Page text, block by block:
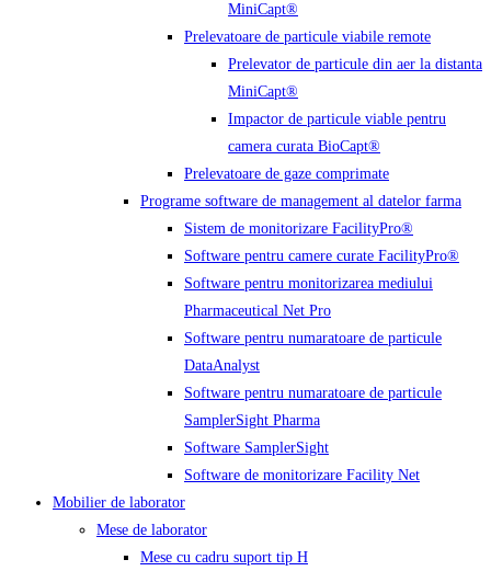
MiniCapt®
Prelevatoare de particule viabile remote
Prelevator de particule din aer la distanta
MiniCapt®
Impactor de particule viable pentru
camera curata BioCapt®
Prelevatoare de gaze comprimate
Programe software de management al datelor farma
Sistem de monitorizare FacilityPro®
Software pentru camere curate FacilityPro®
Software pentru monitorizarea mediului
Pharmaceutical Net Pro
Software pentru numaratoare de particule
DataAnalyst
Software pentru numaratoare de particule
SamplerSight Pharma
Software SamplerSight
Software de monitorizare Facility Net
Mobilier de laborator
Mese de laborator
Mese cu cadru suport tip H